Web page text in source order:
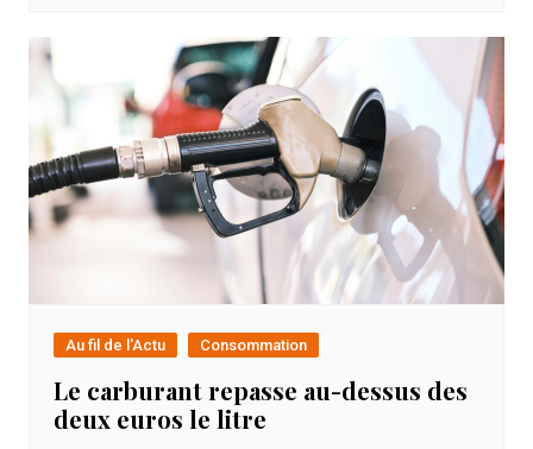
Au fil de l'Actu Consommation
Le carburant repasse au-dessus des
deux euros le litre